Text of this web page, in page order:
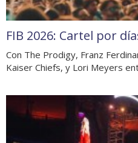
FIB 2026: Cartel por
Con The Prodigy, Franz
Kaiser Chiefs, y Lori Meyers